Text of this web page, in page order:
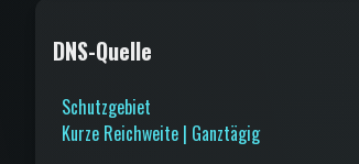
DNS-Quelle
Schutzgebiet
Kurze Reichweite | Ganztägig